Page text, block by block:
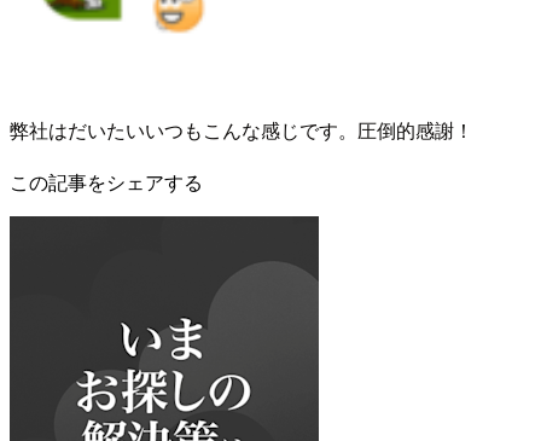
弊社はだいたいいつもこんな感じです。圧倒的感謝！
この記事をシェアする